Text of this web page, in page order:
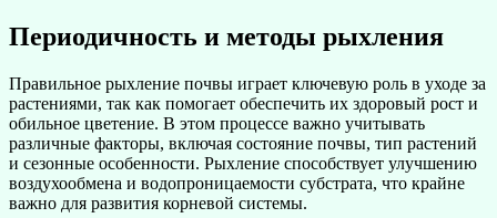
Периодичность и методы рыхления
Правильное рыхление почвы играет ключевую роль в уходе за
растениями, так как помогает обеспечить их здоровый рост и
обильное цветение. В этом процессе важно учитывать
различные факторы, включая состояние почвы, тип растений
и сезонные особенности. Рыхление способствует улучшению
воздухообмена и водопроницаемости субстрата, что крайне
важно для развития корневой системы.